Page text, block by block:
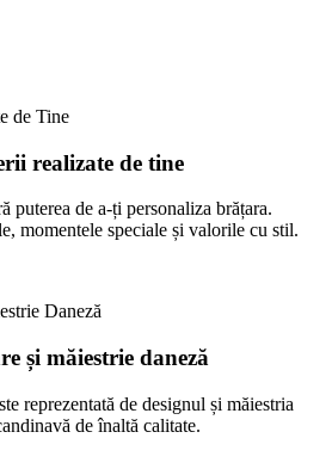
realizate de tine
puterea de a-ți personaliza brățara.
momentele speciale și valorile cu stil.
și măiestrie daneză
reprezentată de designul și măiestria
de înaltă calitate.